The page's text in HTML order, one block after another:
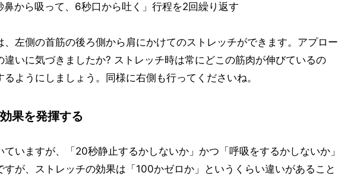
から吸って、6秒口から吐く」行程を2回繰り返す
、左側の首筋の後ろ側から肩にかけてのストレッチができます。アプロー
違いに気づきましたか? ストレッチ時は常にどこの筋肉が伸びているの
ようにしましょう。同様に右側も行ってくださいね。
果を発揮する
ていますが、「20秒静止するかしないか」かつ「呼吸をするかしないか」
すが、ストレッチの効果は「100かゼロか」というくらい違いがあること